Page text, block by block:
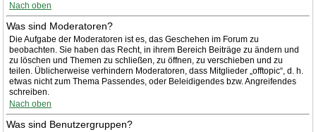
Nach oben
Was sind Moderatoren?
Die Aufgabe der Moderatoren ist es, das Geschehen im Forum zu
beobachten. Sie haben das Recht, in ihrem Bereich Beiträge zu ändern und
zu löschen und Themen zu schließen, zu öffnen, zu verschieben und zu
teilen. Üblicherweise verhindern Moderatoren, dass Mitglieder „offtopic“, d. h.
etwas nicht zum Thema Passendes, oder Beleidigendes bzw. Angreifendes
schreiben.
Nach oben
Was sind Benutzergruppen?